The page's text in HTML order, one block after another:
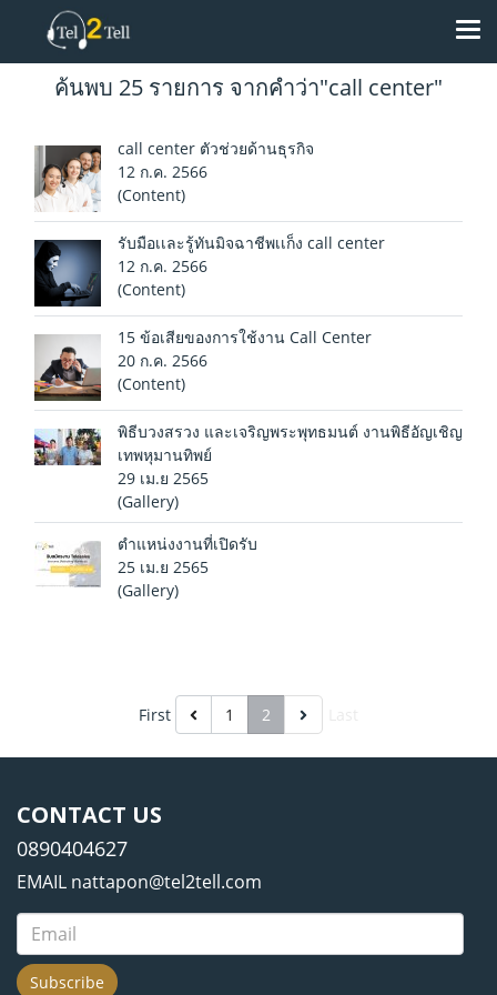
ค้นพบ 25 รายการ จากคำว่า"call center"
call center ตัวช่วยด้านธุรกิจ
12 ก.ค. 2566
(Content)
รับมือเเละรู้ทันมิจฉาชีพเเก็ง call center
12 ก.ค. 2566
(Content)
15 ข้อเสียของการใช้งาน Call Center
20 ก.ค. 2566
(Content)
พิธีบวงสรวง และเจริญพระพุทธมนต์ งานพิธีอัญเชิญ
เทพหุมานทิพย์
29 เม.ย 2565
(Gallery)
ตำแหน่งงานที่เปิดรับ
25 เม.ย 2565
(Gallery)
First 1 2
CONTACT US
0890404627
EMAIL nattapon@tel2tell.com
Subscribe